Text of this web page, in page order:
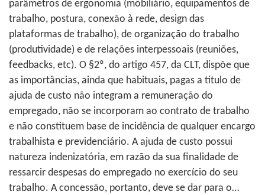
parâmetros de ergonomia (mobiliário, equipamentos de
trabalho, postura, conexão à rede, design das
plataformas de trabalho), de organização do trabalho
(produtividade) e de relações interpessoais (reuniões,
feedbacks, etc). O §2º, do artigo 457, da CLT, dispõe que
as importâncias, ainda que habituais, pagas a título de
ajuda de custo não integram a remuneração do
empregado, não se incorporam ao contrato de trabalho
e não constituem base de incidência de qualquer encargo
trabalhista e previdenciário. A ajuda de custo possui
natureza indenizatória, em razão da sua finalidade de
ressarcir despesas do empregado no exercício do seu
trabalho. A concessão, portanto, deve se dar para o…